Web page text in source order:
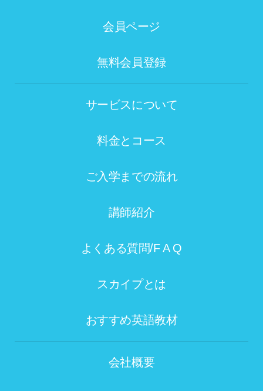
会員ページ
無料会員登録
サービスについて
料金とコース
ご入学までの流れ
講師紹介
よくある質問/F A Q
スカイプとは
おすすめ英語教材
会社概要